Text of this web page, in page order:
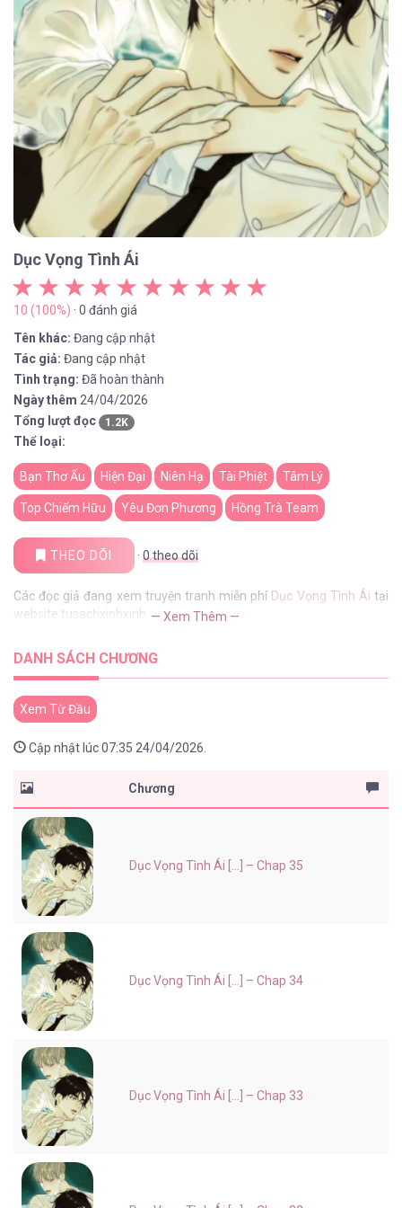
Dục Vọng Tình Ái
10 (100%) · 0 đánh giá
Tên khác: Đang cập nhật
Tác giả: Đang cập nhật
Tình trạng: Đã hoàn thành
Ngày thêm 24/04/2026
Tổng lượt đọc
1.2K
Thể loại:
Bạn Thơ Ấu Hiện Đại Niên Hạ Tài Phiệt Tâm Lý
Top Chiếm Hữu Yêu Đơn Phương Hồng Trà Team
THEO DÕI · 0theo dõi
Các đọc giả đang xem truyện tranh miễn phí Dục Vọng Tình Ái tại
website tusachxinhxinh — Xem Thêm —
DANH SÁCH CHƯƠNG
Xem Từ Đầu
Cập nhật lúc 07:35 24/04/2026.
Chương
Dục Vọng Tình Ái [...] – Chap 35
Dục Vọng Tình Ái [...] – Chap 34
Dục Vọng Tình Ái [...] – Chap 33